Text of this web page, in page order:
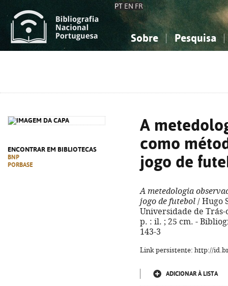
PT EN FR
Sobre Pesquisa
ENCONTRAR EM BIBLIOTECAS
BNP
PORBASE
A
como
jogo de
A metedologia
jogo de futebol / Hugo
Universidade de Trás-
p. : il. ; 25 cm. -
143-3
Link persistente: http://
ADICIONAR À LISTA